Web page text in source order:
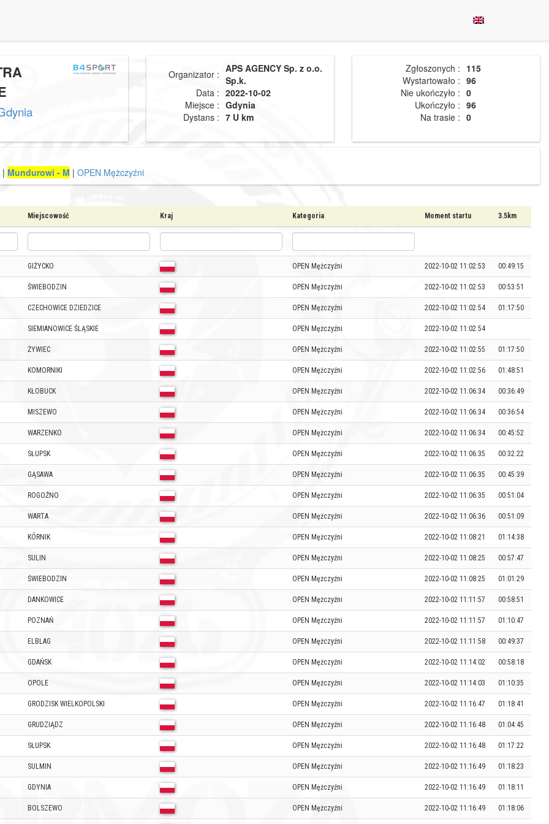
Organizator : APS AGENCY Sp. z o.o.
Sp.k.
Data : 2022-10-02
Miejsce : Gdynia
Dystans : 7 U km
Zgłoszonych : 115
Wystartowało : 96
Nie ukończyło : 0
Ukończyło : 96
Na trasie : 0
| Mundurowi - M | OPEN Mężczyźni
Miejscowość Kraj Kategoria Moment startu 3.5km
GIŻYCKO OPEN Mężczyźni 2022-10-02 11:02:53 00:49:15
ŚWIEBODZIN OPEN Mężczyźni 2022-10-02 11:02:53 00:53:51
CZECHOWICE DZIEDZICE OPEN Mężczyźni 2022-10-02 11:02:54 01:17:50
SIEMIANOWICE ŚLĄSKIE OPEN Mężczyźni 2022-10-02 11:02:54
ŻYWIEC OPEN Mężczyźni 2022-10-02 11:02:55 01:17:50
KOMORNIKI OPEN Mężczyźni 2022-10-02 11:02:56 01:48:51
KŁOBUCK OPEN Mężczyźni 2022-10-02 11:06:34 00:36:49
MISZEWO OPEN Mężczyźni 2022-10-02 11:06:34 00:36:54
WARZENKO OPEN Mężczyźni 2022-10-02 11:06:34 00:45:52
SŁUPSK OPEN Mężczyźni 2022-10-02 11:06:35 00:32:22
GĄSAWA OPEN Mężczyźni 2022-10-02 11:06:35 00:45:39
ROGOŹNO OPEN Mężczyźni 2022-10-02 11:06:35 00:51:04
WARTA OPEN Mężczyźni 2022-10-02 11:06:36 00:51:09
KÓRNIK OPEN Mężczyźni 2022-10-02 11:08:21 01:14:38
SULIN OPEN Mężczyźni 2022-10-02 11:08:25 00:57:47
ŚWIEBODZIN OPEN Mężczyźni 2022-10-02 11:08:25 01:01:29
DANKOWICE OPEN Mężczyźni 2022-10-02 11:11:57 00:58:51
POZNAŃ OPEN Mężczyźni 2022-10-02 11:11:57 01:10:47
ELBLAG OPEN Mężczyźni 2022-10-02 11:11:58 00:49:37
GDAŃSK OPEN Mężczyźni 2022-10-02 11:14:02 00:58:18
OPOLE OPEN Mężczyźni 2022-10-02 11:14:03 01:10:35
GRODZISK WIELKOPOLSKI OPEN Mężczyźni 2022-10-02 11:16:47 01:18:41
GRUDZIĄDZ OPEN Mężczyźni 2022-10-02 11:16:48 01:04:45
SŁUPSK OPEN Mężczyźni 2022-10-02 11:16:48 01:17:22
SULMIN OPEN Mężczyźni 2022-10-02 11:16:49 01:18:23
GDYNIA OPEN Mężczyźni 2022-10-02 11:16:49 01:18:11
BOLSZEWO OPEN Mężczyźni 2022-10-02 11:16:49 01:18:06